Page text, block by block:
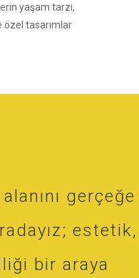
yaşam tarzı,
özel tasarımlar
gerçeğe
estetik,
bir araya